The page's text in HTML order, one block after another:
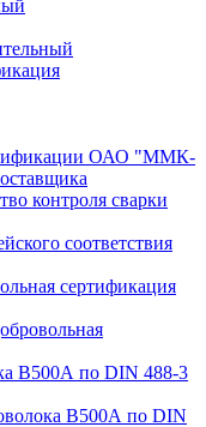
ОАО "ММК-
контроля сварки
соответствия
сертификация
В500А по DIN 488-3
В500А по DIN